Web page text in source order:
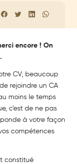
encore ! On
CV, beaucoup
rejoindre un CA
moins le temps
c’est de ne pas
à votre façon
compétences
constitué